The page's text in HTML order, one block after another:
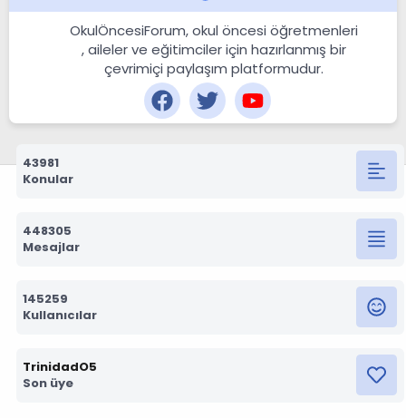
OkulÖncesiForum, okul öncesi öğretmenleri
, aileler ve eğitimciler için hazırlanmış bir
çevrimiçi paylaşım platformudur.
43981
Konular
448305
Mesajlar
145259
Kullanıcılar
TrinidadO5
Son üye